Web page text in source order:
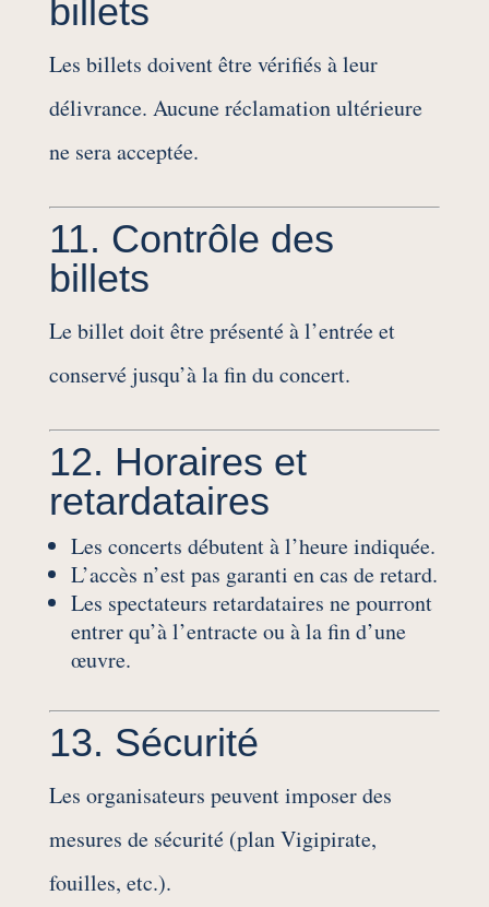
billets
Les billets doivent être vérifiés à leur
délivrance. Aucune réclamation ultérieure
ne sera acceptée.
11. Contrôle des
billets
Le billet doit être présenté à l’entrée et
conservé jusqu’à la fin du concert.
12. Horaires et
retardataires
Les concerts débutent à l’heure indiquée.
L’accès n’est pas garanti en cas de retard.
Les spectateurs retardataires ne pourront
entrer qu’à l’entracte ou à la fin d’une
œuvre.
13. Sécurité
Les organisateurs peuvent imposer des
mesures de sécurité (plan Vigipirate,
fouilles, etc.).